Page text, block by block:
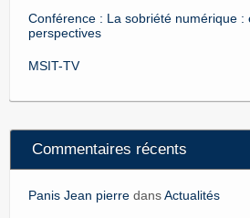
Conférence : La sobriété numérique :
perspectives
MSIT-TV
Commentaires récents
Panis Jean pierre dansActualités